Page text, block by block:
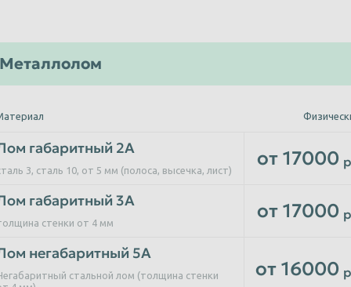
Металлолом
габаритный 2А
3, сталь 10, от 5 мм (полоса, высечка, лист) от 17000
габаритный 3А
стенки от 4 мм от 17000
негабаритный 5А
стальной лом (толщина стенки
от 16000